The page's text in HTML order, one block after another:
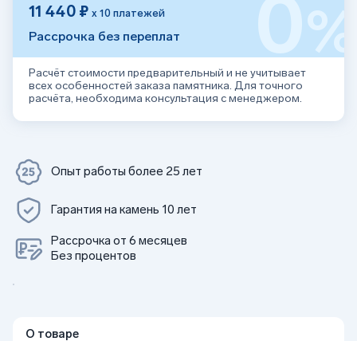
11 440 ₽ х 10 платежей
Рассрочка без переплат 0%
Расчёт стоимости предварительный и не учитывает
всех особенностей заказа памятника. Для точного
расчёта, необходима консультация с менеджером.
Опыт работы более 25 лет
Гарантия на камень 10 лет
Рассрочка от 6 месяцев
Без процентов
О товаре